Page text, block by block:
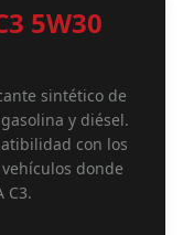
5W30
sintético de
y diésel.
con los
donde
C3.